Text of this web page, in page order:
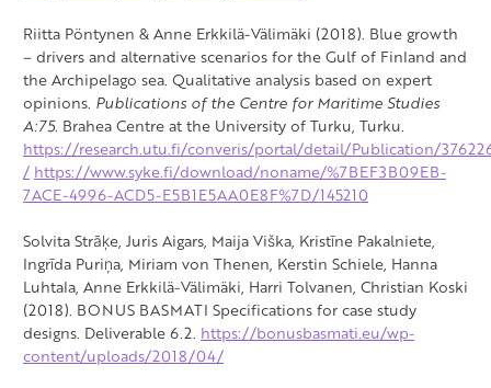
Riitta Pöntynen & Anne Erkkilä-Välimäki (2018). Blue growth
– drivers and alternative scenarios for the Gulf of Finland and
the Archipelago sea. Qualitative analysis based on expert
opinions. Publications of the Centre for Maritime Studies
A:75. Brahea Centre at the University of Turku, Turku.
https://research.utu.fi/converis/portal/detail/Publication/
/ https://www.syke.fi/download/noname/%7BEF3B09EB-
7ACE-4996-ACD5-E5B1E5AA0E8F%7D/145210
Solvita Strāķe, Juris Aigars, Maija Viška, Kristīne Pakalniete,
Ingrīda Puriņa, Miriam von Thenen, Kerstin Schiele, Hanna
Luhtala, Anne Erkkilä-Välimäki, Harri Tolvanen, Christian Koski
(2018). BONUS BASMATI Specifications for case study
designs. Deliverable 6.2. https://bonusbasmati.eu/wp-
content/uploads/2018/04/